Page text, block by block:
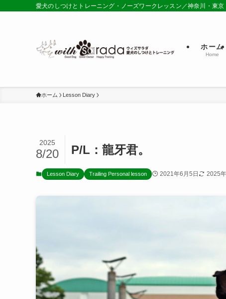
愛犬のしつけとトレーニング・ノーズワークレッスン／神奈川・東京
ホーム
Home
ホーム Lesson Diary
P/L：龍牙君。
2025
8/20
Lesson Diary Trailing Personal lesson 2021年6月5日 2025